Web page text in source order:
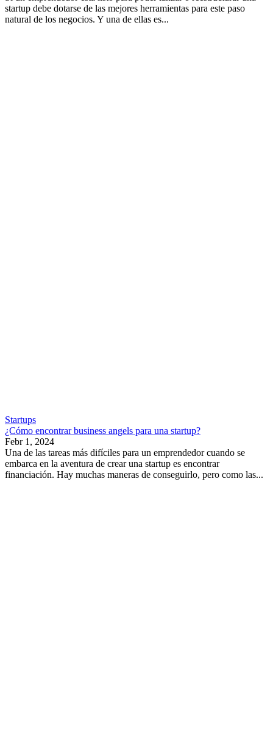
startup debe dotarse de las mejores herramientas para este paso
natural de los negocios. Y una de ellas es...
Startups
¿Cómo encontrar business angels para una startup?
Febr 1, 2024
Una de las tareas más difíciles para un emprendedor cuando se
embarca en la aventura de crear una startup es encontrar
financiación. Hay muchas maneras de conseguirlo, pero como las...